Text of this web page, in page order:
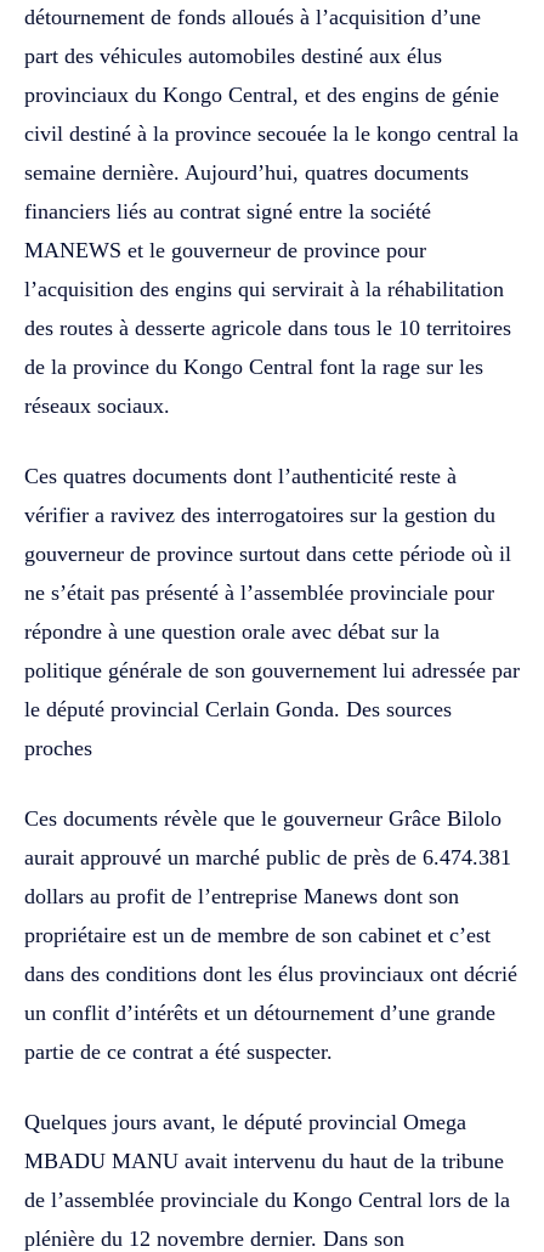
détournement de fonds alloués à l’acquisition d’une
part des véhicules automobiles destiné aux élus
provinciaux du Kongo Central, et des engins de génie
civil destiné à la province secouée la le kongo central la
semaine dernière. Aujourd’hui, quatres documents
financiers liés au contrat signé entre la société
MANEWS et le gouverneur de province pour
l’acquisition des engins qui servirait à la réhabilitation
des routes à desserte agricole dans tous le 10 territoires
de la province du Kongo Central font la rage sur les
réseaux sociaux.
Ces quatres documents dont l’authenticité reste à
vérifier a ravivez des interrogatoires sur la gestion du
gouverneur de province surtout dans cette période où il
ne s’était pas présenté à l’assemblée provinciale pour
répondre à une question orale avec débat sur la
politique générale de son gouvernement lui adressée par
le député provincial Cerlain Gonda. Des sources
proches
Ces documents révèle que le gouverneur Grâce Bilolo
aurait approuvé un marché public de près de 6.474.381
dollars au profit de l’entreprise Manews dont son
propriétaire est un de membre de son cabinet et c’est
dans des conditions dont les élus provinciaux ont décrié
un conflit d’intérêts et un détournement d’une grande
partie de ce contrat a été suspecter.
Quelques jours avant, le député provincial Omega
MBADU MANU avait intervenu du haut de la tribune
de l’assemblée provinciale du Kongo Central lors de la
plénière du 12 novembre dernier. Dans son